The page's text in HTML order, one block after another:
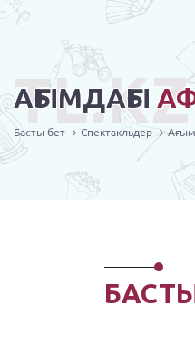
АҒЫМДАҒЫ
TL.KZ
Басты бет Спектакльдер